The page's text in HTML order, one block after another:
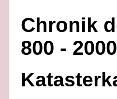
Chronik
800 - 2000